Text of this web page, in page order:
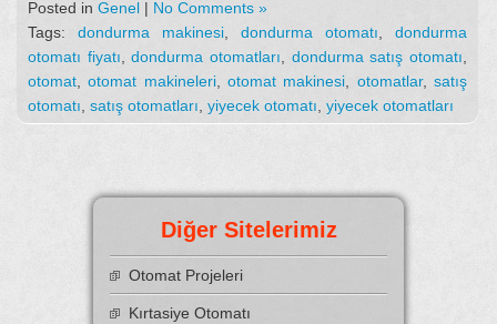
Posted in Genel | No Comments »
Tags: dondurma makinesi dondurma otomatı
dondurma
otomatı fiyatı ,dondurma otomatları dondurma satış otomatı
otomat ,otomat makineleri,otomat makinesi otomatlar,satış
otomatı satış otomatları yiyecek otomatı yiyecek otomatları
Diğer Sitelerimiz
Otomat Projeleri
Kırtasiye Otomatı